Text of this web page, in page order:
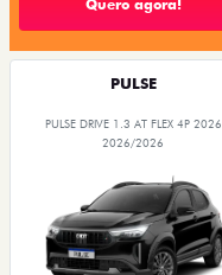
Quero agora!
PULSE
PULSE DRIVE 1.3 AT FLEX 4P 2026
2026/2026